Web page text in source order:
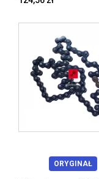
ORYGINAŁ